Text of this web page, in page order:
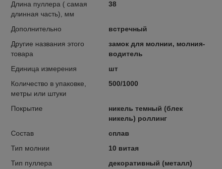
Длина пуллера ( самая
длинная часть), мм
38
Дополнительно
встречный
Другие названия этого
товара
замок для молнии, молния-
водитель
Единица измерения
шт
Количество в упаковке,
метры или штуки
500/1000
Покрытие
никель темный (блек
никель) роллинг
Состав
сплав
Тип молнии
10 витая
Тип пуллера
декоративный (металл)